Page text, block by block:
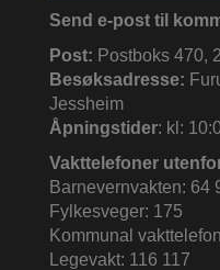
Send e-post til
Post: Postboks 470,
Besøksadresse:
Jessheim
Åpningstider: kl:
Vakttelefoner
Barnevernvakten: 64
Fylkesveger: 175
Kommunal
Legevakt: 116 117